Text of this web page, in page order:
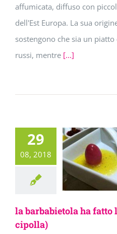
affumicata, diffuso con
dell'Est Europa. La sua
sostengono che sia un
russi, mentre [...]
29
08, 2018
la barbabietola ha fatto
cipolla)